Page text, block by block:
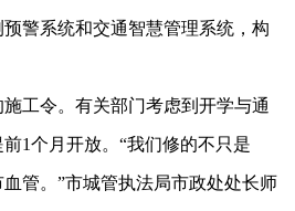
警系统和交通智慧管理系统，构
令。有关部门考虑到开学与通
1个月开放。“我们修的不只是
管。”市城管执法局市政处处长师